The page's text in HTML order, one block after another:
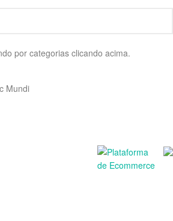
por categorias clicando acima.
Mundi